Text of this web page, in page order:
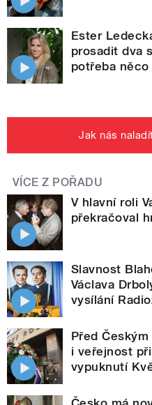
Ester
prosadit dva
potřeba
Jak nás
VÍCE Z POŘADU
V hlavní roli
překračoval
Slavnost
Václava
vysílání
Před
i veřejnost
vypuknutí